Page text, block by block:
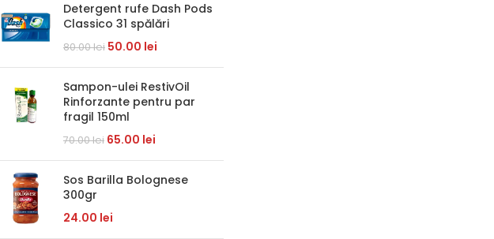
Detergent rufe Dash Pods
Classico 31 spălări
80.00lei 50.00 lei
Sampon-ulei RestivOil
Rinforzante pentru par
fragil 150ml
70.00lei 65.00 lei
Sos Barilla Bolognese
300gr
24.00 lei